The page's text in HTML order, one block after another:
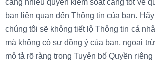
càng nhiều quyền kiểm soát càng tốt về
bạn liên quan đến Thông tin của bạn.
chúng tôi sẽ không tiết lộ Thông tin cá
mà không có sự đồng ý của bạn, ngoại
mô tả rõ ràng trong Tuyên bố Quyền